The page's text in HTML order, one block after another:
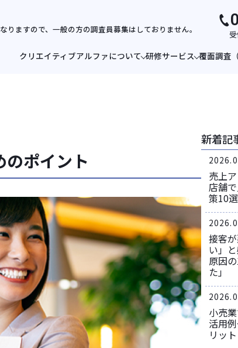
りますので、一般の方の調査員募集はしておりません。
クリエイティブアルファについて 研修サービス 覆面調査
ポイント
新着記
売上
店舗
策10選
接客
い」
原因
た」
小売
活用
リット